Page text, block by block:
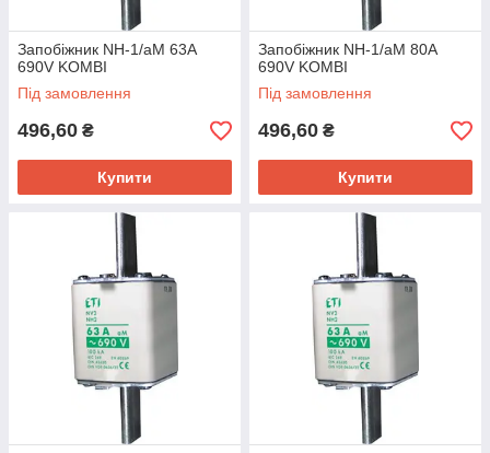
Запобіжник NH-1/aM 63A
690V KOMBI
Під замовлення
496,60 ₴
Купити
Запобіжник NH-1/aM 80A
690V KOMBI
Під замовлення
496,60 ₴
Купити